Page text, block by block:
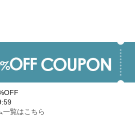
一覧はこちら